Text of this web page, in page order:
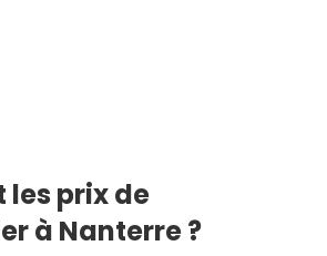
les prix de
à Nanterre ?